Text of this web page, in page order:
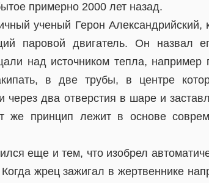
примерно 2000 лет назад.
ученый Герон Александрийский,
паровой двигатель. Он назвал
над источником тепла,
в две трубы, в центре
два отверстия в шаре и
же принцип лежит в основе
еще и тем, что изобрел
жрец зажигал в жертвеннике